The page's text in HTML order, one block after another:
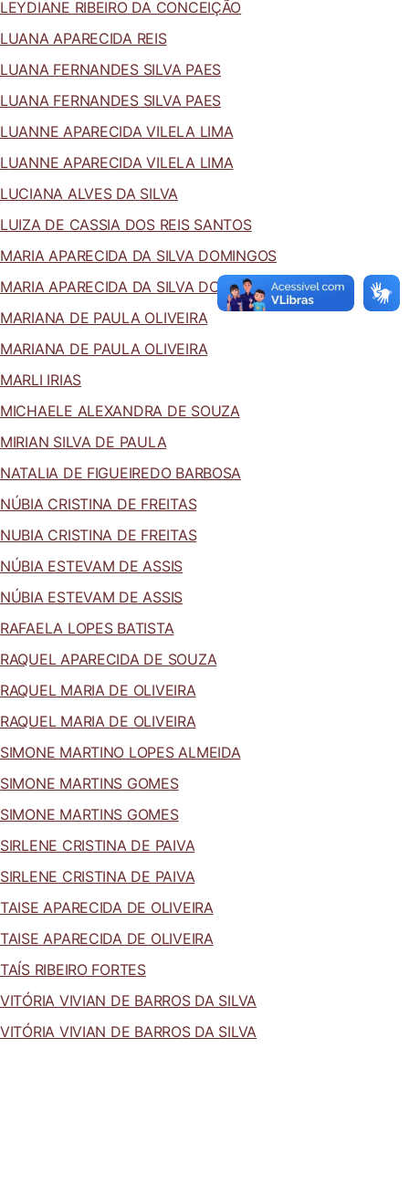
LEYDIANE RIBEIRO DA CONCEIÇÃO
LUANA APARECIDA REIS
LUANA FERNANDES SILVA PAES
LUANA FERNANDES SILVA PAES
LUANNE APARECIDA VILELA LIMA
LUANNE APARECIDA VILELA LIMA
LUCIANA ALVES DA SILVA
LUIZA DE CASSIA DOS REIS SANTOS
MARIA APARECIDA DA SILVA DOMINGOS
MARIA APARECIDA DA SILVA DOMINGOS
MARIANA DE PAULA OLIVEIRA
MARIANA DE PAULA OLIVEIRA
MARLI IRIAS
MICHAELE ALEXANDRA DE SOUZA
MIRIAN SILVA DE PAULA
NATALIA DE FIGUEIREDO BARBOSA
NÚBIA CRISTINA DE FREITAS
NUBIA CRISTINA DE FREITAS
NÚBIA ESTEVAM DE ASSIS
NÚBIA ESTEVAM DE ASSIS
RAFAELA LOPES BATISTA
RAQUEL APARECIDA DE SOUZA
RAQUEL MARIA DE OLIVEIRA
RAQUEL MARIA DE OLIVEIRA
SIMONE MARTINO LOPES ALMEIDA
SIMONE MARTINS GOMES
SIMONE MARTINS GOMES
SIRLENE CRISTINA DE PAIVA
SIRLENE CRISTINA DE PAIVA
TAISE APARECIDA DE OLIVEIRA
TAISE APARECIDA DE OLIVEIRA
TAÍS RIBEIRO FORTES
VITÓRIA VIVIAN DE BARROS DA SILVA
VITÓRIA VIVIAN DE BARROS DA SILVA